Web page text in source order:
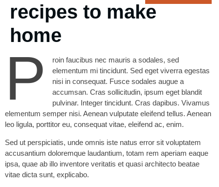
recipes to make
home
P
roin faucibus nec mauris a sodales, sed
elementum mi tincidunt. Sed eget viverra egestas
nisi in consequat. Fusce sodales augue a
accumsan. Cras sollicitudin, ipsum eget blandit
pulvinar. Integer tincidunt. Cras dapibus. Vivamus
elementum semper nisi. Aenean vulputate eleifend tellus. Aenean
leo ligula, porttitor eu, consequat vitae, eleifend ac, enim.
Sed ut perspiciatis, unde omnis iste natus error sit voluptatem
accusantium doloremque laudantium, totam rem aperiam eaque
ipsa, quae ab illo inventore veritatis et quasi architecto beatae
vitae dicta sunt, explicabo.